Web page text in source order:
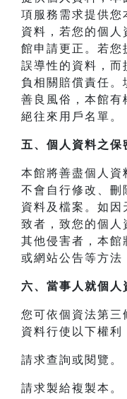
項服務需求提供您
資料，若您的個人
館申請更正。若您
誤導性的資料，而
負相關賠償責任。
善良風俗，本館有
絕往來用戶名單。
五、個人資料之保
本館將善盡個人資
不會自行修改、刪
資料及檔案。如因
致者，致您的個人
其他侵害者，本館
或網站公告等方法
六、當事人就個人
您可依個資法第三
資料行使以下權利
請求查詢或閱覽。
請求製給複製本。